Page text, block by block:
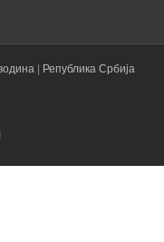
| Република Србија
YouTube